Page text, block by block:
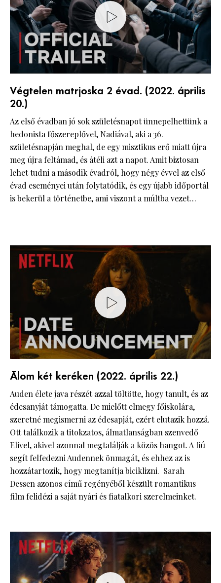
Végtelen matrjoska 2 évad. (2022. április
20.)
Az első évadban jó sok születésnapot ünnepelhettünk a
hedonista főszereplővel, Nadiával, aki a 36.
születésnapján meghal, de egy misztikus erő miatt újra
meg újra feltámad, és átéli azt a napot. Amit biztosan
lehet tudni a második évadról, hogy négy évvel az első
évad eseményei után folytatódik, és egy újabb időportál
is bekerül a történetbe, ami viszont a múltba vezet…
Álom két keréken (2022. április 22.)
Auden élete java részét azzal töltötte, hogy tanult, és az
édesanyját támogatta. De mielőtt elmegy főiskolára,
szeretné megismerni az édesapját, ezért elutazik hozzá.
Ott találkozik a titokzatos, álmatlanságban szenvedő
Elivel, akivel azonnal megtalálják a közös hangot. A fiú
segít felfedezni Audennek önmagát, és ehhez az is
hozzátartozik, hogy megtanítja biciklizni. Sarah
Dessen azonos című regényéből készült romantikus
film felidézi a saját nyári és fiatalkori szerelmeinket.